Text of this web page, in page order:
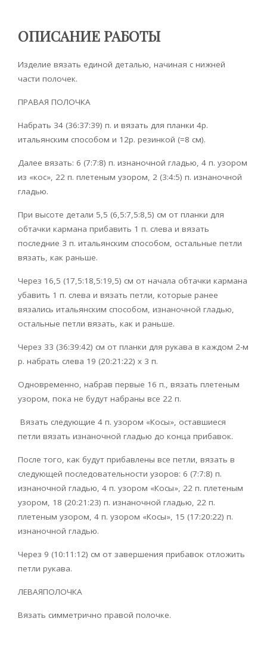
ОПИСАНИЕ РАБОТЫ
Изделие вязать единой деталью, начиная с нижней
части полочек.
ПРАВАЯ ПОЛОЧКА
Набрать 34 (36:37:39) п. и вязать для планки 4р.
итальянским способом и 12р. резинкой (=8 см).
Далее вязать: 6 (7:7:8) п. изнаночной гладью, 4 п. узором
из «кос», 22 п. плетеным узором, 2 (3:4:5) п. изнаночной
гладью.
При высоте детали 5,5 (6,5:7,5:8,5) см от планки для
обтачки кармана прибавить 1 п. слева и вязать
последние 3 п. итальянским способом, остальные петли
вязать, как раньше.
Через 16,5 (17,5:18,5:19,5) см от начала обтачки кармана
убавить 1 п. слева и вязать петли, которые ранее
вязались итальянским способом, изнаночной гладью,
остальные петли вязать, как и раньше.
Через 33 (36:39:42) см от планки для рукава в каждом 2-м
р. набрать слева 19 (20:21:22) x 3 п.
Одновременно, набрав первые 16 п., вязать плетеным
узором, пока не будут набраны все 22 п.
Вязать следующие 4 п. узором «Косы», оставшиеся
петли вязать изнаночной гладью до конца прибавок.
После того, как будут прибавлены все петли, вязать в
следующей последовательности узоров: 6 (7:7:8) п.
изнаночной гладью, 4 п. узором «Косы», 22 п. плетеным
узором, 18 (20:21:23) п. изнаночной гладью, 22 п.
плетеным узором, 4 п. узором «Косы», 15 (17:20:22) п.
изнаночной гладью.
Через 9 (10:11:12) см от завершения прибавок отложить
петли рукава.
ЛЕВАЯПОЛОЧКА
Вязать симметрично правой полочке.